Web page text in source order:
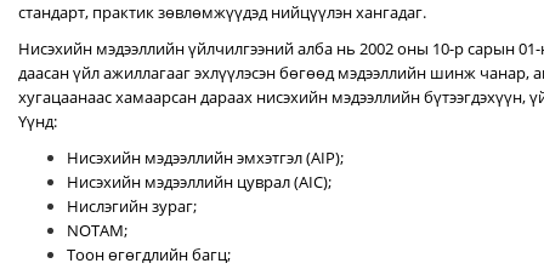
стандарт, практик зөвлөмжүүдэд нийцүүлэн хангадаг.
Нисэхийн мэдээллийн үйлчилгээний алба нь 2002 оны 10-р сарын
даасан үйл ажиллагааг эхлүүлэсэн бөгөөд мэдээллийн шинж чанар,
хугацаанаас хамаарсан дараах нисэхийн мэдээллийн бүтээгдэхүүн,
Үүнд:
Нисэхийн мэдээллийн эмхэтгэл (AIP);
Нисэхийн мэдээллийн цуврал (AIC);
Нислэгийн зураг;
NOTAM;
Тоон өгөгдлийн багц;